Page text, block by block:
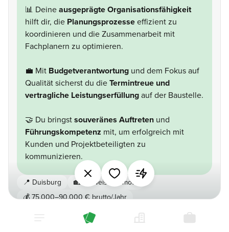
📊 Deine ausgeprägte Organisationsfähigkeit
hilft dir, die Planungsprozesse effizient zu
koordinieren und die Zusammenarbeit mit
Fachplanern zu optimieren.
💼 Mit Budgetverantwortung und dem Fokus auf
Qualität sicherst du die Termintreue und
vertragliche Leistungserfüllung auf der Baustelle.
🤝 Du bringst souveränes Auftreten und
Führungskompetenz mit, um erfolgreich mit
Kunden und Projektbeteiligten zu
kommunizieren.
📍 Duisburg 🏡
Teilweise Remote
💰 75.000–90.000 € brutto/Jahr
📑 Unbefristeter Vertrag
⏱️ Vollzeit